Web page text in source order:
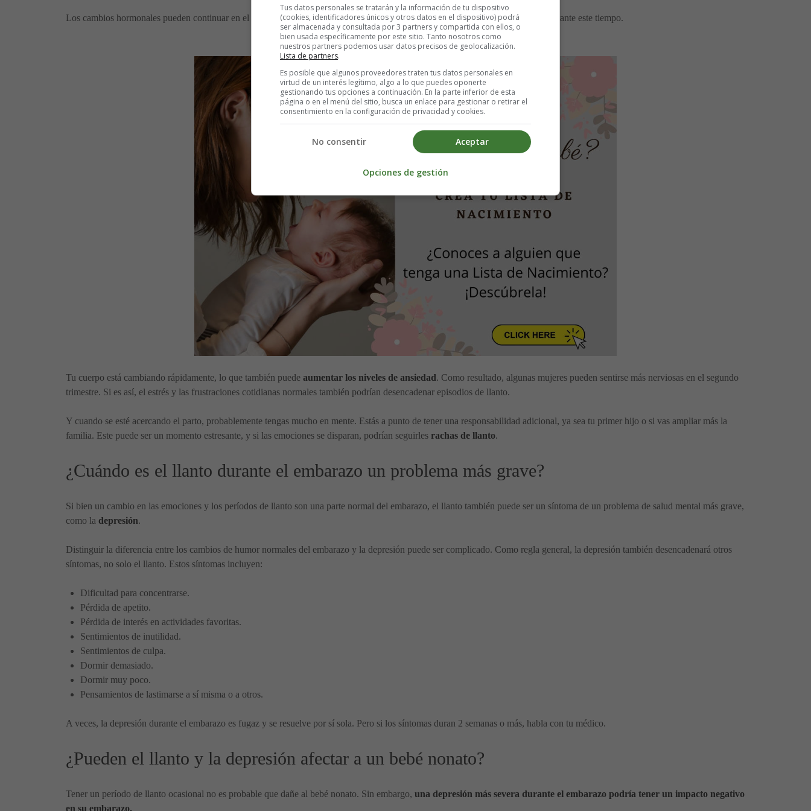
Los cambios hormonales pueden continuar en el segundo y tercer trimestre, por lo que también pueden ocurrir rachas de llanto durante este tiempo.
Prepara la llegada de tu bebé con hasta un 15% de descuento ⬇⬇⬇
Tu cuerpo está cambiando rápidamente, lo que también puede aumentar los niveles de ansiedad. Como resultado, algunas mujeres pueden sentirse más nerviosas en el segundo
trimestre. Si es así, el estrés y las frustraciones cotidianas normales también podrían desencadenar episodios de llanto.
Y cuando se esté acercando el parto, probablemente tengas mucho en mente. Estás a punto de tener una responsabilidad adicional, ya sea tu primer hijo o si vas ampliar más la
familia. Este puede ser un momento estresante, y si las emociones se disparan, podrían seguirles rachas de llanto.
¿Cuándo es el llanto durante el embarazo un problema más grave?
Si bien un cambio en las emociones y los períodos de llanto son una parte normal del embarazo, el llanto también puede ser un síntoma de un problema de salud mental más grave,
como la depresión.
Distinguir la diferencia entre los cambios de humor normales del embarazo y la depresión puede ser complicado. Como regla general, la depresión también desencadenará otros
síntomas, no solo el llanto. Estos síntomas incluyen:
Dificultad para concentrarse.
Pérdida de apetito.
Pérdida de interés en actividades favoritas.
Sentimientos de inutilidad.
Sentimientos de culpa.
Dormir demasiado.
Dormir muy poco.
Pensamientos de lastimarse a sí misma o a otros.
A veces, la depresión durante el embarazo es fugaz y se resuelve por sí sola. Pero si los síntomas duran 2 semanas o más, habla con tu médico.
¿Pueden el llanto y la depresión afectar a un bebé nonato?
Tener un período de llanto ocasional no es probable que dañe al bebé nonato. Sin embargo, una depresión más severa durante el embarazo podría tener un impacto negativo
en su embarazo.
Tus datos personales se tratarán y la información de tu dispositivo
(cookies, identificadores únicos y otros datos en el dispositivo) podrá
ser almacenada y consultada por 3 partners y compartida con ellos, o
bien usada específicamente por este sitio. Tanto nosotros como
nuestros partners podemos usar datos precisos de geolocalización.
Lista de partners.
Es posible que algunos proveedores traten tus datos personales en
virtud de un interés legítimo, algo a lo que puedes oponerte
gestionando tus opciones a continuación. En la parte inferior de esta
página o en el menú del sitio, busca un enlace para gestionar o retirar el
consentimiento en la configuración de privacidad y cookies.
Aceptar
No consentir
Opciones de gestión